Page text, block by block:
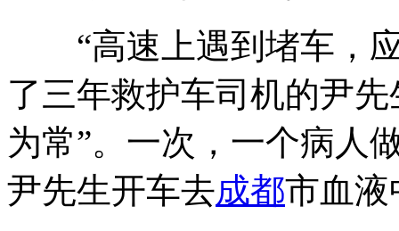
“高速上遇到堵车，应
了三年救护车司机的尹
为常”。一次，一个病人
尹先生开车去成都市血液